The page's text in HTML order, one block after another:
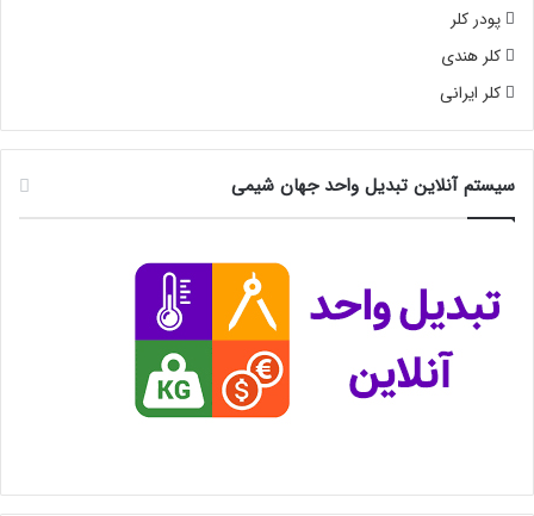
پودر کلر
کلر هندی
کلر ایرانی
سیستم آنلاین تبدیل واحد جهان شیمی